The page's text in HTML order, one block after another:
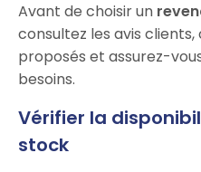
Avant de choisir un
consultez les avis
proposés et assurez-
besoins.
Vérifier la
stock